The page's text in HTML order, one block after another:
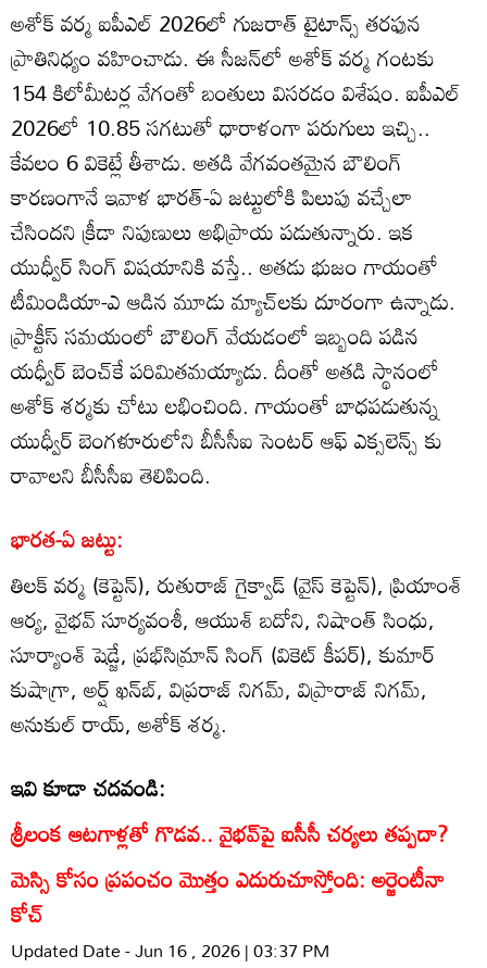
అశోక్ వర్మ ఐపీఎల్ 2026లో గుజరాత్ టైటాన్స్ తరఫున
ప్రాతినిధ్యం వహించాడు. ఈ సీజన్‌లో అశోక్ వర్మ గంటకు
154 కిలోమీటర్ల వేగంతో బంతులు విసరడం విశేషం. ఐపీఎల్
2026లో 10.85 సగటుతో ధారాళంగా పరుగులు ఇచ్చి..
కేవలం 6 వికెట్లే తీశాడు. అతడి వేగవంతమైన బౌలింగ్
కారణంగానే ఇవాళ భారత్-ఏ జట్టులోకి పిలుపు వచ్చేలా
చేసిందని క్రీడా నిపుణులు అభిప్రాయ పడుతున్నారు. ఇక
యుధ్వీర్ సింగ్ విషయానికి వస్తే.. అతడు భుజం గాయంతో
టీమిండియా-ఎ ఆడిన మూడు మ్యాచ్‌లకు దూరంగా ఉన్నాడు.
ప్రాక్టీస్ సమయంలో బౌలింగ్ వేయడంలో ఇబ్బంది పడిన
యధ్వీర్ బెంచ్‌కే పరిమితమయ్యాడు. దీంతో అతడి స్థానంలో
అశోక్ శర్మకు చోటు లభించింది. గాయంతో బాధపడుతున్న
యుధ్వీర్ బెంగళూరులోని బీసీసీఐ సెంటర్ ఆఫ్ ఎక్సలెన్స్ కు
రావాలని బీసీసీఐ తెలిపింది.
భారత-ఏ జట్టు:
తిలక్ వర్మ (కెప్టెన్), రుతురాజ్ గైక్వాడ్ (వైస్ కెప్టెన్), ప్రియాంశ్
ఆర్య, వైభవ్ సూర్యవంశీ, ఆయుశ్ బదోని, నిషాంత్ సింధు,
సూర్యాంశ్ షెడ్జే, ప్రభ్‌సిమ్రాన్ సింగ్ (వికెట్ కీపర్), కుమార్
కుషాగ్రా, అర్ష్ ఖన్‌బ్, విప్రరాజ్ నిగమ్, విప్రారాజ్ నిగమ్,
అనుకుల్ రాయ్, అశోక్ శర్మ.
ఇవి కూడా చదవండి:
శ్రీలంక ఆటగాళ్లతో గొడవ.. వైభవ్‌పై ఐసీసీ చర్యలు తప్పదా?
మెస్సి కోసం ప్రపంచం మొత్తం ఎదురుచూస్తోంది: అర్జెంటీనా
కోచ్
Updated Date - Jun 16 , 2026 | 03:37 PM